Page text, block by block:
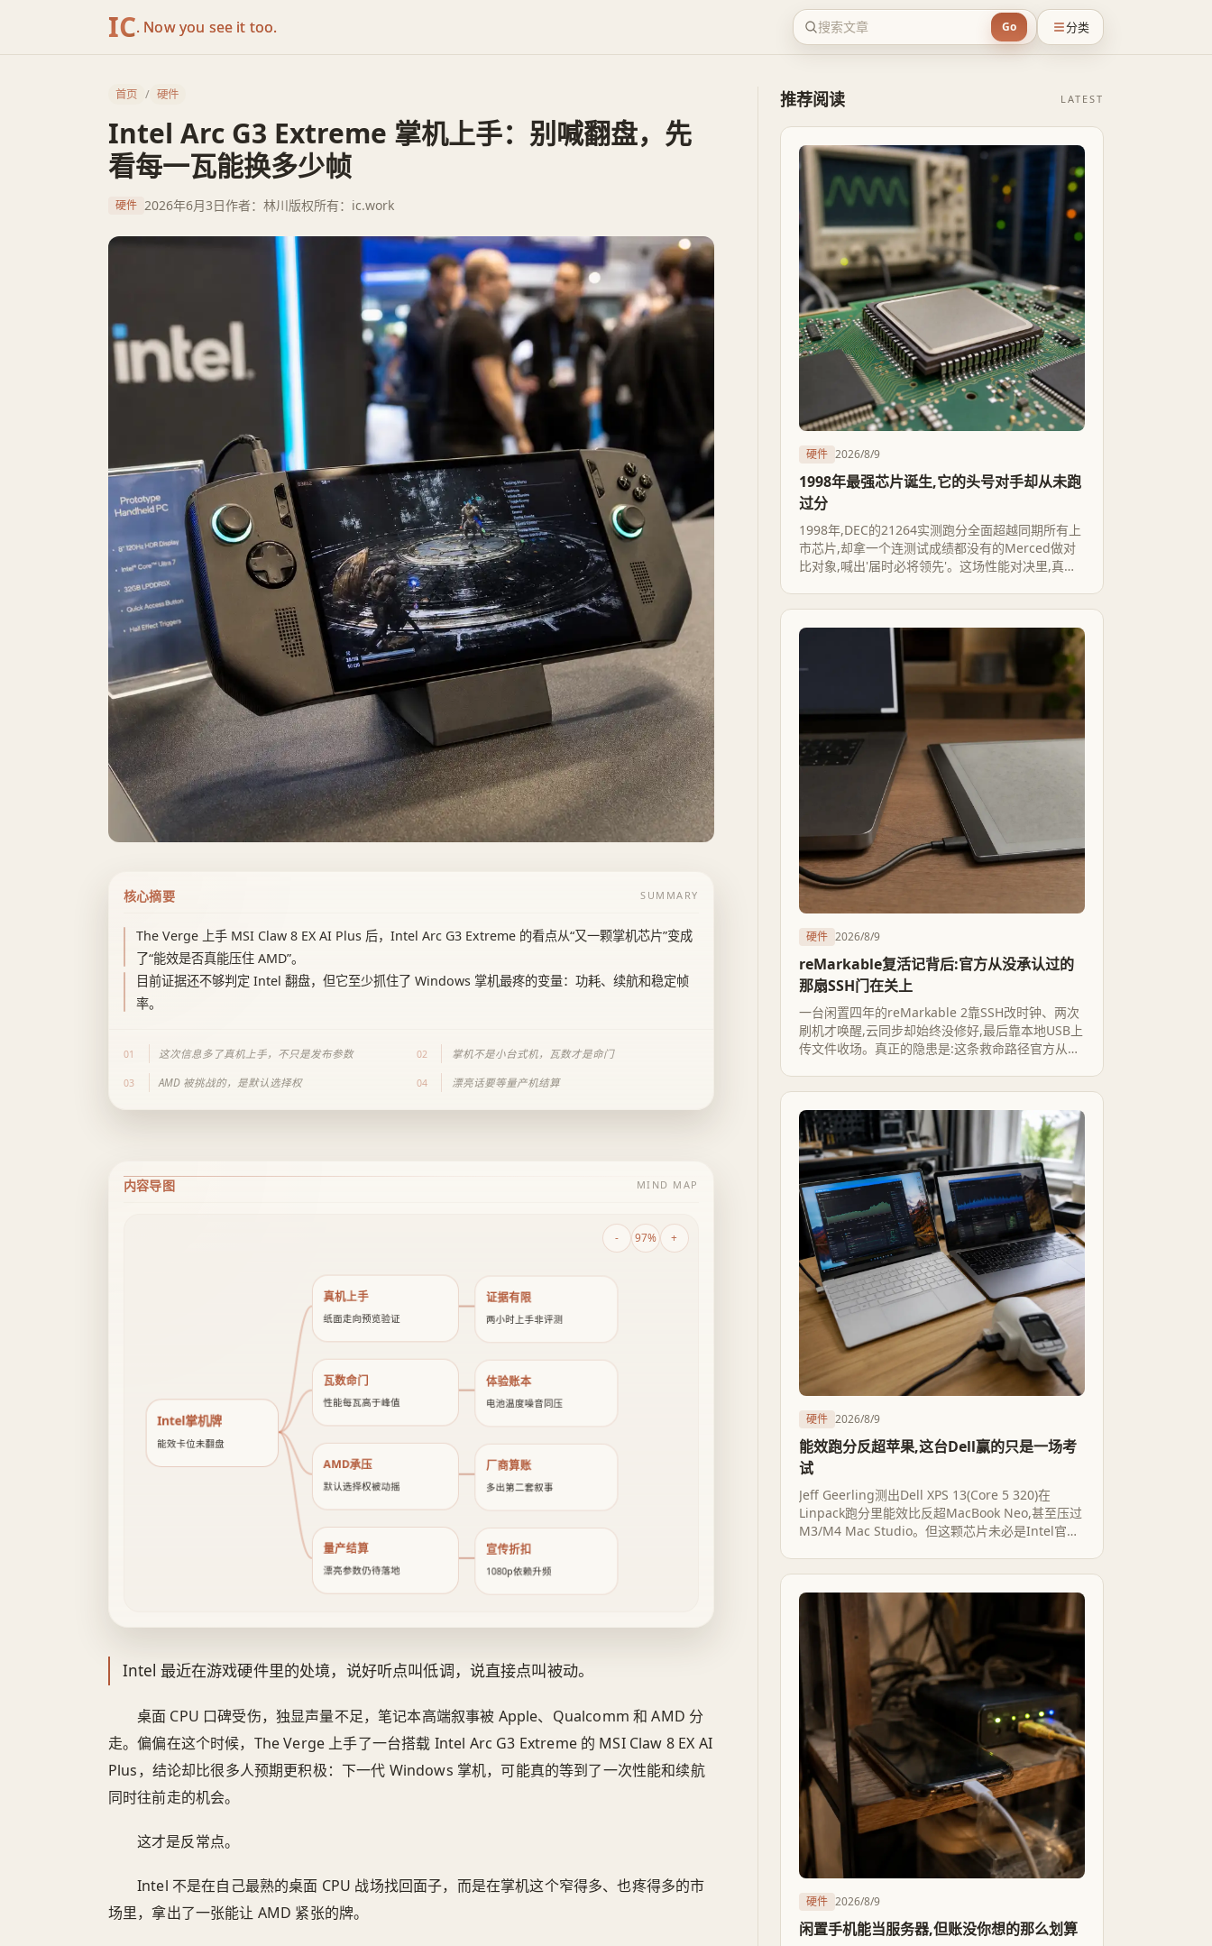
IC. Now you see it too. Go 分类
首页 / 硬件
Intel Arc G3 Extreme 掌机上手：别喊翻盘，先
看每一瓦能换多少帧
硬件 2026年6月3日作者：林川版权所有：ic.work
核心摘要 SUMMARY
The Verge 上手 MSI Claw 8 EX AI Plus 后，Intel Arc G3 Extreme 的看点从“又一颗掌机芯片”变成
了“能效是否真能压住 AMD”。
目前证据还不够判定 Intel 翻盘，但它至少抓住了 Windows 掌机最疼的变量：功耗、续航和稳定帧
率。
01 这次信息多了真机上手，不只是发布参数 02 掌机不是小台式机，瓦数才是命门
03 AMD 被挑战的，是默认选择权 04 漂亮话要等量产机结算
内容导图 MIND MAP
- 97% +
Intel掌机牌
能效卡位未翻盘
真机上手
纸面走向预览验证
证据有限
两小时上手非评测
瓦数命门
性能每瓦高于峰值
体验账本
电池温度噪音同压
AMD承压
默认选择权被动摇
厂商算账
多出第二套叙事
量产结算
漂亮参数仍待落地
宣传折扣
1080p依赖升频
Intel 最近在游戏硬件里的处境，说好听点叫低调，说直接点叫被动。
桌面 CPU 口碑受伤，独显声量不足，笔记本高端叙事被 Apple、Qualcomm 和 AMD 分
走。偏偏在这个时候，The Verge 上手了一台搭载 Intel Arc G3 Extreme 的 MSI Claw 8 EX AI
Plus，结论却比很多人预期更积极：下一代 Windows 掌机，可能真的等到了一次性能和续航
同时往前走的机会。
这才是反常点。
Intel 不是在自己最熟的桌面 CPU 战场找回面子，而是在掌机这个窄得多、也疼得多的市
场里，拿出了一张能让 AMD 紧张的牌。
推荐阅读 LATEST
硬件 2026/8/9
1998年最强芯片诞生,它的头号对手却从未跑
过分
1998年,DEC的21264实测跑分全面超越同期所有上
市芯片,却拿一个连测试成绩都没有的Merced做对
比对象,喊出'届时必将领先'。这场性能对决里,真正
硬件 2026/8/9
reMarkable复活记背后:官方从没承认过的
那扇SSH门在关上
一台闲置四年的reMarkable 2靠SSH改时钟、两次
刷机才唤醒,云同步却始终没修好,最后靠本地USB上
传文件收场。真正的隐患是:这条救命路径官方从未
硬件 2026/8/9
能效跑分反超苹果,这台Dell赢的只是一场考
试
Jeff Geerling测出Dell XPS 13(Core 5 320)在
Linpack跑分里能效比反超MacBook Neo,甚至压过
M3/M4 Mac Studio。但这颗芯片未必是Intel官宣
硬件 2026/8/9
闲置手机能当服务器,但账没你想的那么划算